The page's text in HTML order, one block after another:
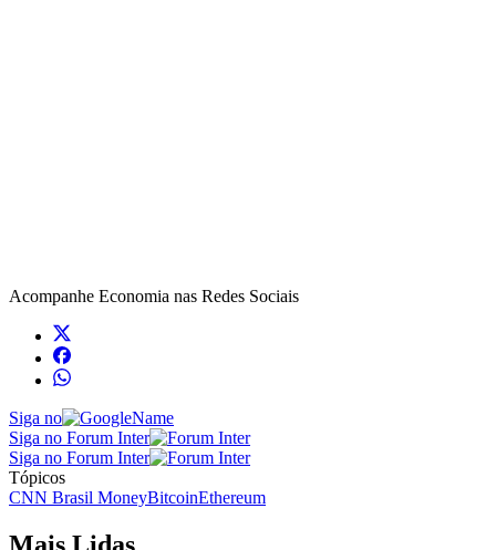
Acompanhe Economia nas Redes Sociais
Siga no
Siga no Forum Inter
Siga no Forum Inter
Tópicos
CNN Brasil MoneyBitcoinEthereum
Mais Lidas